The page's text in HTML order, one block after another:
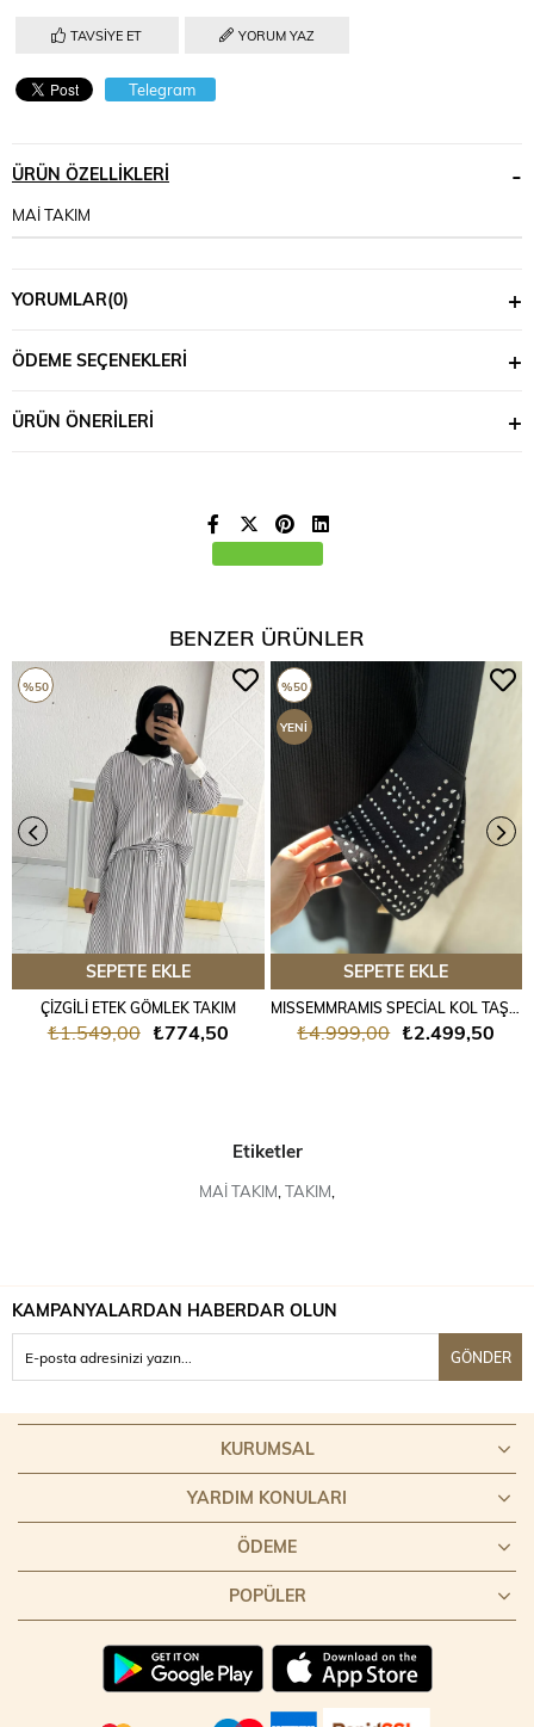
TAVSIYE ET YORUM YAZ
Telegram
ÜRÜN ÖZELLIKLERI
MAİ TAKIM
YORUMLAR(0)
ÖDEME SEÇENEKLERI
ÜRÜN ÖNERILERI
BENZER ÜRÜNLER
SEPETE EKLE
ÇİZGİLİ ETEK GÖMLEK TAKIM
₺774,50
₺1.549,00
%50
SEPETE EKLE
₺2.499,50
₺4.999,00
%50
YENI
ÜRÜN
Etiketler
MAİ TAKIM TAKIM
KAMPANYALARDAN HABERDAR OLUN
GÖNDER
KURUMSAL
YARDIM KONULARI
ÖDEME
POPÜLER